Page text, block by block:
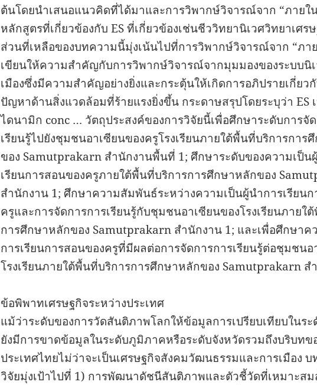
ต้นโดยนำเสนอแนวคิดที่ได้มาและการวิพากษ์วิจารณ์จาก “ภายใ
หลักสูตรที่เกี่ยวข้องกับ ES ที่เกี่ยวข้องเช่นชีววิทยานิเวศวิทยาเศร
ส่วนที่เหลือของบทความนี้มุ่งเน้นไปที่การวิพากษ์วิจารณ์จาก “ภา
เขียนให้ความสำคัญกับการวิพากษ์วิจารณ์จากมุมมองของระบบนิ
เมืองซึ่งมีความสำคัญอย่างยิ่งและกระตุ้นให้เกิดการอภิปรายเกี่ยว
ปัญหาด้านสิ่งแวดล้อมที่ร้ายแรงยิ่งขึ้น กระดาษสรุปโดยระบุว่า ES
ไดนามิก conc … วัตถุประสงค์ของการวิจัยนี้เพื่อศึกษาระดับการจั
เรียนรู้ไปยังชุมชนอาเซียนของครูโรงเรียนภายใต้พื้นที่บริการการ
ของ Samutprakarn สำนักงานพื้นที่ 1; ศึกษาระดับของความเป็น
เรียนการสอนของครูภายใต้พื้นที่บริการการศึกษาหลักของ
สำนักงาน 1; ศึกษาความสัมพันธ์ระหว่างความเป็นผู้นำการเรียนก
ครูและการจัดการการเรียนรู้กับชุมชนอาเซียนของโรงเรียนภายใ
การศึกษาหลักของ Samutprakarn สำนักงาน 1; และเพื่อศึกษาค
การเรียนการสอนของครูที่มีผลต่อการจัดการการเรียนรู้ต่อชุมชนอ
โรงเรียนภายใต้พื้นที่บริการการศึกษาหลักของ Samutprakarn ส
ข้อพิพาทเศรษฐกิจระหว่างประเทศ
แม้ว่าระดับของการวัดสันติภาพโลกให้ข้อมูลการเปรียบเทียบในร
ยังมีการขาดข้อมูลในระดับภูมิภาคหรือระดับจังหวัดรวมถึงบริบทข
ประเทศไทยไม่ว่าจะเป็นเศรษฐกิจสังคมวัฒนธรรมและการเมือง
วิจัยมุ่งเป้าไปที่ 1) การพัฒนาดัชนีสันติภาพและตัวชี้วัดที่เหมาะส